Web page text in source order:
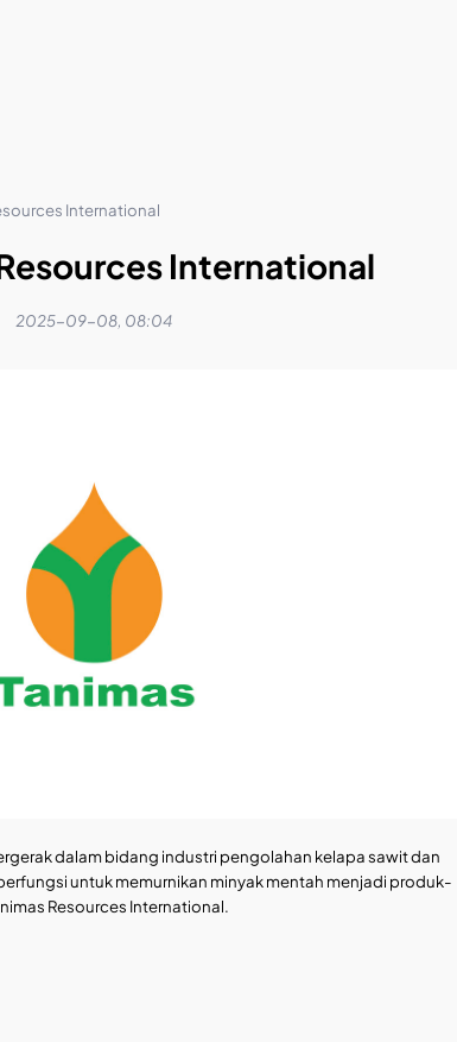
International
International
2025-09-08, 08:04
dalam bidang industri pengolahan kelapa sawit dan
untuk memurnikan minyak mentah menjadi produk-
Resources International.